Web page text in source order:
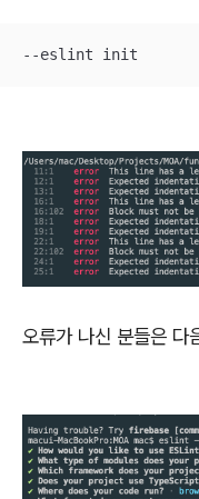
--eslint init
오류가 나신 분들은 다